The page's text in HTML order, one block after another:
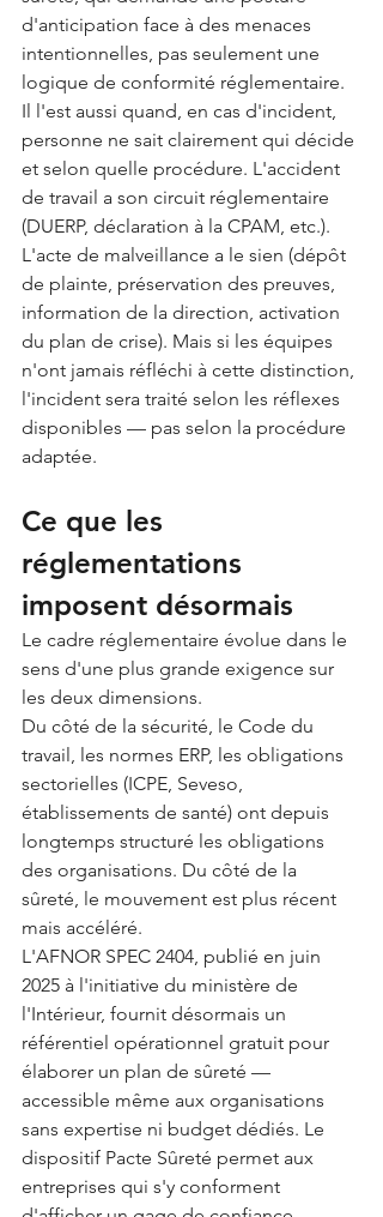
d'anticipation face à des menaces
intentionnelles, pas seulement une
logique de conformité réglementaire.
Il l'est aussi quand, en cas d'incident,
personne ne sait clairement qui décide
et selon quelle procédure. L'accident
de travail a son circuit réglementaire
(DUERP, déclaration à la CPAM, etc.).
L'acte de malveillance a le sien (dépôt
de plainte, préservation des preuves,
information de la direction, activation
du plan de crise). Mais si les équipes
n'ont jamais réfléchi à cette distinction,
l'incident sera traité selon les réflexes
disponibles — pas selon la procédure
adaptée.
Ce que les
réglementations
imposent désormais
Le cadre réglementaire évolue dans le
sens d'une plus grande exigence sur
les deux dimensions.
Du côté de la sécurité, le Code du
travail, les normes ERP, les obligations
sectorielles (ICPE, Seveso,
établissements de santé) ont depuis
longtemps structuré les obligations
des organisations. Du côté de la
sûreté, le mouvement est plus récent
mais accéléré.
L'AFNOR SPEC 2404, publié en juin
2025 à l'initiative du ministère de
l'Intérieur, fournit désormais un
référentiel opérationnel gratuit pour
élaborer un plan de sûreté —
accessible même aux organisations
sans expertise ni budget dédiés. Le
dispositif Pacte Sûreté permet aux
entreprises qui s'y conforment